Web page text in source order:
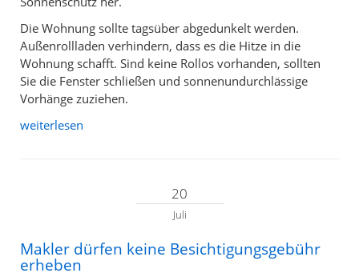
Die Wohnung sollte tagsüber abgedunkelt werden.
Außenrollladen verhindern, dass es die Hitze in die
Wohnung schafft. Sind keine Rollos vorhanden, sollten
Sie die Fenster schließen und sonnenundurchlässige
Vorhänge zuziehen.
weiterlesen
20
Juli
Makler dürfen keine Besichtigungsgebühr
erheben